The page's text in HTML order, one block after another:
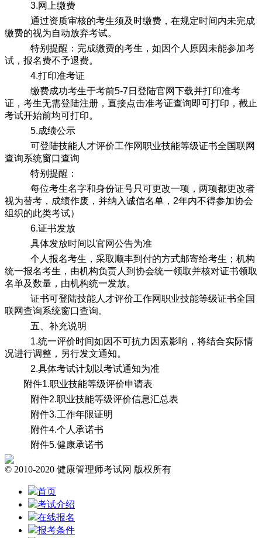
3.网上缴费
通过资质审核的考生须及时缴费，在规定时间内未完成
缴费的视为自动放弃考试。
特别提醒：完成缴费的考生，如因个人原因未能参加考
试，报名费不予退费。
4.打印准考证
缴费成功考生于考前5-7日登陆官网下载并打印准考
证，考生无需登陆注册，直接点击准考证查询即可打印，截止
考试开始前均可打印。
5.成绩公示
可登陆技能人才评价工作网职业技能等级证书全国联网
查询系统窗口查询
特别提醒：
每位考生名字和身份证号只可更改一项，两项都更改者
视为替考，成绩作废，并纳入诚信名单，2年内不得参加协会
组织的此类考试）
6.证书发放
具体发放时间以官网公告为准
个人报名考生，采取顺丰到付的方式邮寄给考生；机构
统一报名考生，由机构负责人到协会统一领取并核对证书领取
名单及数量，由机构统一发放。
证书可登陆技能人才评价工作网职业技能等级证书全国
联网查询系统窗口查询。
五、补充说明
1.统一评价时间如因不可抗力因素影响，将结合实际情
况进行调整，另行发文通知。
2.具体考试计划以考试通知为准
附件1.职业技能等级评价申请表
附件2.职业技能等级评价信息汇总表
附件3.工作年限证明
附件4.个人承诺书
附件5.健康承诺书
© 2010-2020 健康管理师考试网 版权所有
首页
考试介绍
在线报名
报考条件